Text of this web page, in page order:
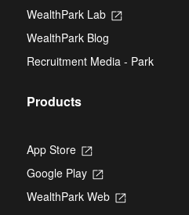
WealthPark Lab
Opens
new
tab
WealthPark Blog
Recruitment Media - Park
Products
App Store
Opens
a
new
tab
Google Play
Opens
a
WealthPark Web
Opens